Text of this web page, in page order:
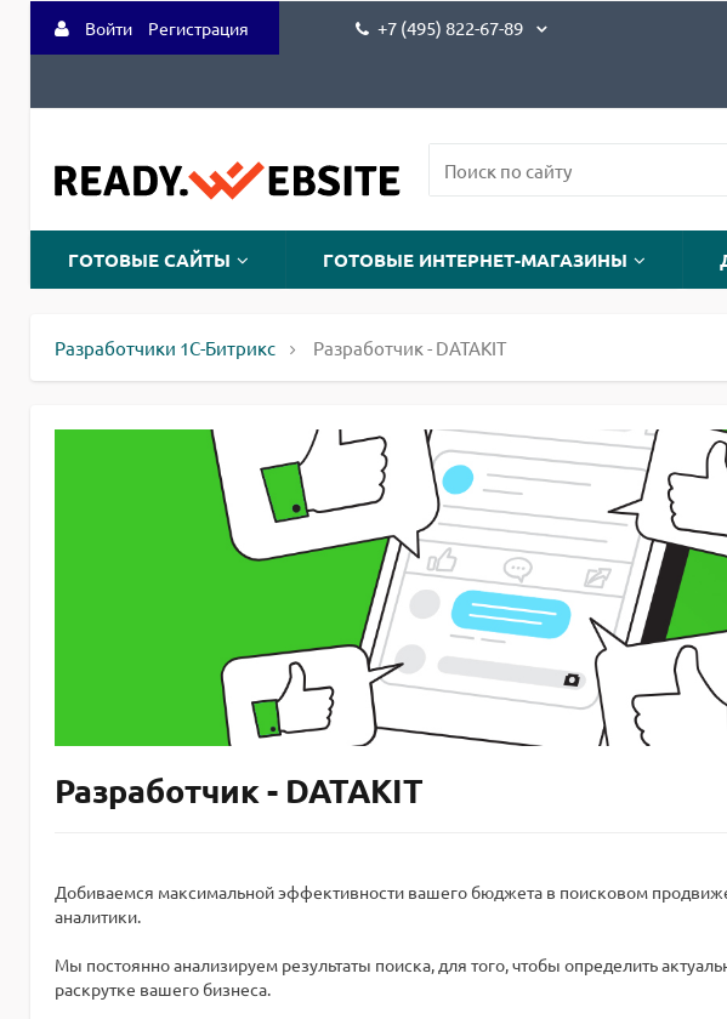
Войти Регистрация +7 (495) 822-67-89
ГОТОВЫЕ САЙТЫ ГОТОВЫЕ ИНТЕРНЕТ-МАГАЗИНЫ
Разработчики 1С-Битрикс Разработчик - DATAKIT
Разработчик - DATAKIT
Добиваемся максимальной эффективности вашего бюджета в поисковом
аналитики.
Мы постоянно анализируем результаты поиска, для того, чтобы определить
раскрутке вашего бизнеса.